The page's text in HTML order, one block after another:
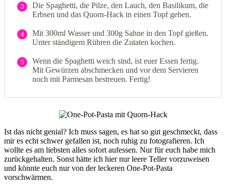
3
Die Spaghetti, die Pilze, den Lauch, den Basilikum, die
Erbsen und das Quorn-Hack in einen Topf geben.
4
Mit 300ml Wasser und 300g Sahne in den Topf gießen.
Unter ständigem Rühren die Zutaten kochen.
5
Wenn die Spaghetti weich sind, ist euer Essen fertig.
Mit Gewürzen abschmecken und vor dem Servieren
noch mit Parmesan bestreuen. Fertig!
Ist das nicht genial? Ich muss sagen, es hat so gut geschmeckt, dass
mir es echt schwer gefallen ist, noch ruhig zu fotografieren. Ich
wollte es am liebsten alles sofort aufessen. Nur für euch habe mich
zurückgehalten. Sonst hätte ich hier nur leere Teller vorzuweisen
und könnte euch nur von der leckeren One-Pot-Pasta
vorschwärmen.